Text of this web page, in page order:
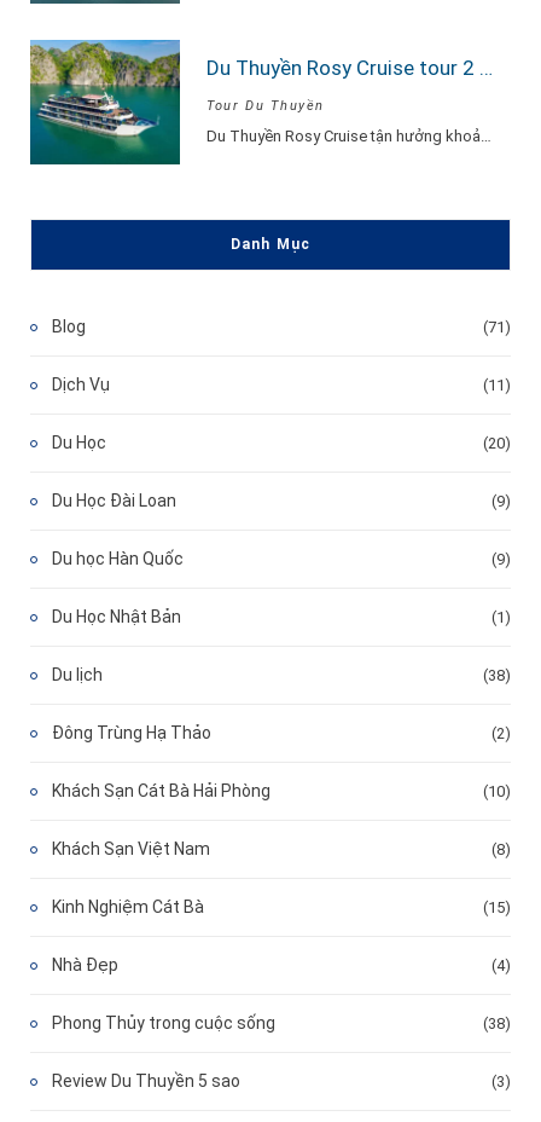
Du Thuyền Rosy Cruise tour 2 ngày 1 đêm
Tour Du Thuyền
Du Thuyền Rosy Cruise tận hưởng khoảnh khắc vui vẻ, hạnh phúc đắm say lòng…
Danh Mục
Blog (71)
Dịch Vụ (11)
Du Học (20)
Du Học Đài Loan (9)
Du học Hàn Quốc (9)
Du Học Nhật Bản (1)
Du lịch (38)
Đông Trùng Hạ Thảo (2)
Khách Sạn Cát Bà Hải Phòng (10)
Khách Sạn Việt Nam (8)
Kinh Nghiệm Cát Bà (15)
Nhà Đẹp (4)
Phong Thủy trong cuộc sống (38)
Review Du Thuyền 5 sao (3)